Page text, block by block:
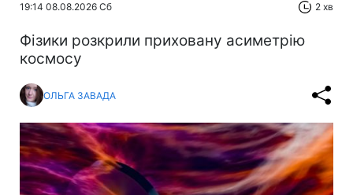
19:14 08.08.2026 Сб 2 хв
Фізики розкрили приховану асиметрію
космосу
ОЛЬГА ЗАВАДА